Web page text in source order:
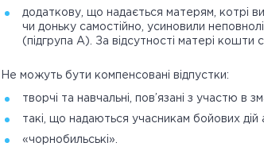
додаткову, що надається матерям, котрі
чи доньку самостійно, усиновили
(підгрупа А). За відсутності матері кошти
Не можуть бути компенсовані відпустки:
творчі та навчальні, пов’язані з участю в
такі, що надаються учасникам бойових дій
«чорнобильські».